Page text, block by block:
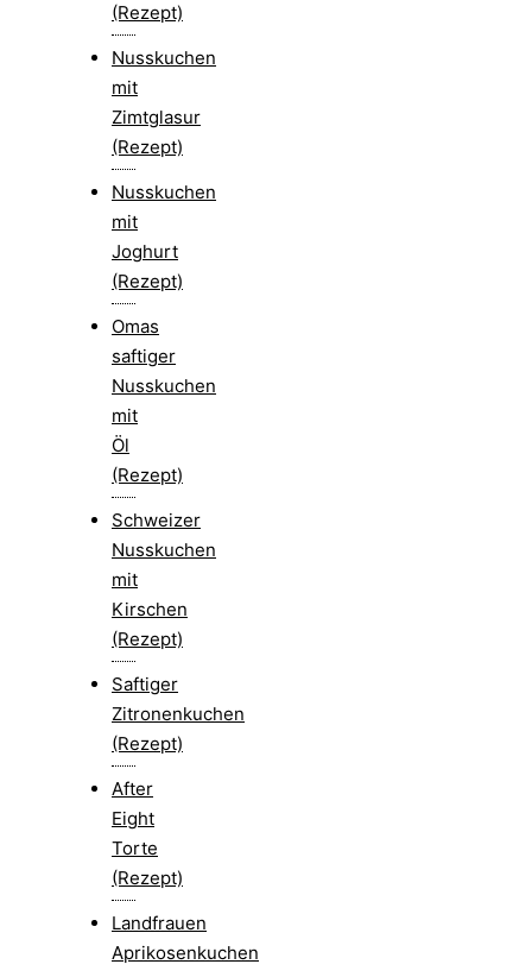
(Rezept)
Nusskuchen
mit
Zimtglasur
(Rezept)
Nusskuchen
mit
Joghurt
(Rezept)
Omas
saftiger
Nusskuchen
mit
Öl
(Rezept)
Schweizer
Nusskuchen
mit
Kirschen
(Rezept)
Saftiger
Zitronenkuchen
(Rezept)
After
Eight
Torte
(Rezept)
Landfrauen
Aprikosenkuchen